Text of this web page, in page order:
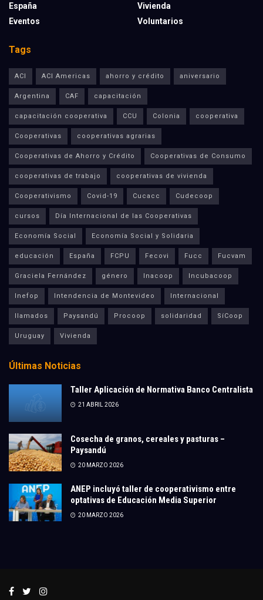
España
Eventos
Vivienda
Voluntarios
Tags
ACI ACI Americas ahorro y crédito aniversario
Argentina CAF capacitación
capacitación cooperativa CCU Colonia cooperativa
Cooperativas cooperativas agrarias
Cooperativas de Ahorro y Crédito Cooperativas de Consumo
cooperativas de trabajo cooperativas de vivienda
Cooperativismo Covid-19 Cucacc Cudecoop
cursos Día Internacional de las Cooperativas
Economía Social Economía Social y Solidaria
educación España FCPU Fecovi Fucc Fucvam
Graciela Fernández género Inacoop Incubacoop
Inefop Intendencia de Montevideo Internacional
llamados Paysandú Procoop solidaridad SíCoop
Uruguay Vivienda
Últimas Noticias
Taller Aplicación de Normativa Banco Centralista
21 ABRIL 2026
Cosecha de granos, cereales y pasturas –
Paysandú
20 MARZO 2026
ANEP incluyó taller de cooperativismo entre
optativas de Educación Media Superior
20 MARZO 2026